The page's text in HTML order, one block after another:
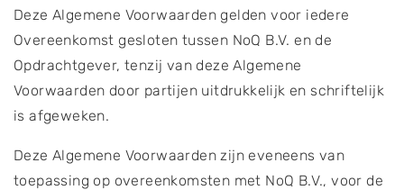
Deze Algemene Voorwaarden gelden voor iedere
Overeenkomst gesloten tussen NoQ B.V. en de
Opdrachtgever, tenzij van deze Algemene
Voorwaarden door partijen uitdrukkelijk en schriftelijk
is afgeweken.
Deze Algemene Voorwaarden zijn eveneens van
toepassing op overeenkomsten met NoQ B.V., voor de